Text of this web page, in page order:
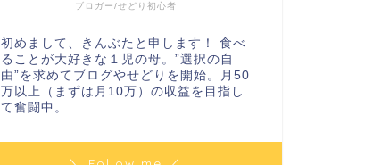
ブロガー/せどり初心者
初めまして、きんぶたと申します！ 食べ
ることが大好きな１児の母。”選択の自
由”を求めてブログやせどりを開始。月50
万以上（まずは月10万）の収益を目指し
て奮闘中。